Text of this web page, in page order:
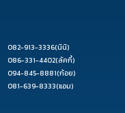
082-913-3336(นินิ)
086-331-4402(ลัคกี้)
094-845-8881(ก้อย)
081-639-8333(แอม)